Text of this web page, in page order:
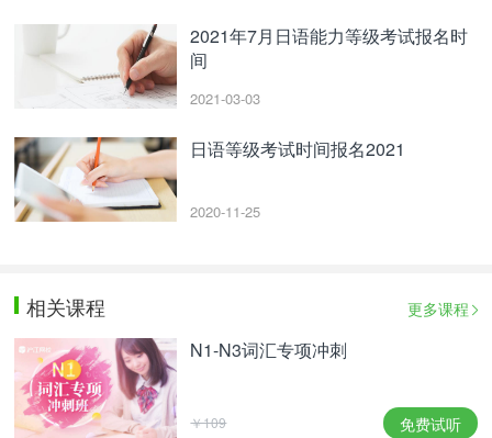
2021年7月日语能力等级考试报名时
间
2021-03-03
日语等级考试时间报名2021
2020-11-25
相关课程 更多课程
N1-N3词汇专项冲刺
￥109 免费试听